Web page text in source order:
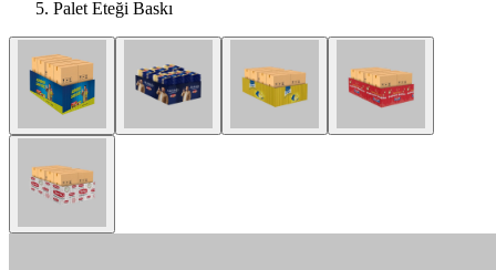
Palet Eteği Baskı